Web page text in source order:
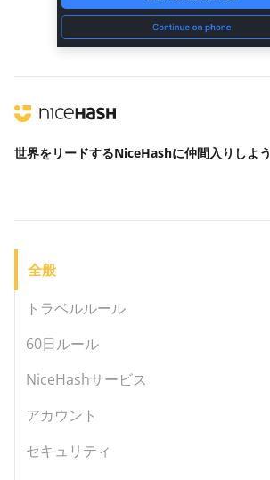
世界をリードするNiceHashに仲間入りしよう
全般
トラベルルール
60日ルール
NiceHashサービス
アカウント
セキュリティ